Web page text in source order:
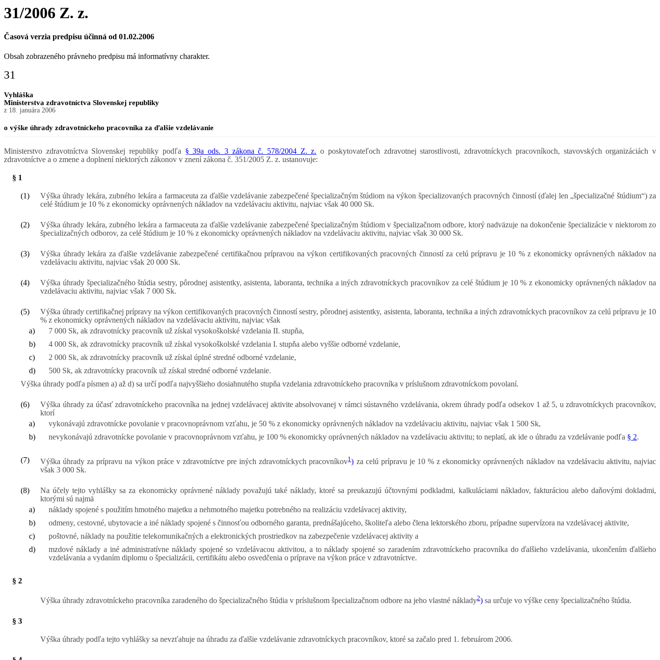
31/2006 Z. z.
Časová verzia predpisu účinná od 01.02.2006
Obsah zobrazeného právneho predpisu má informatívny charakter.
31
Vyhláška
Ministerstva zdravotníctva Slovenskej republiky
z 18. januára 2006
o výške úhrady zdravotníckeho pracovníka za ďalšie vzdelávanie
Ministerstvo zdravotníctva Slovenskej republiky podľa § 39a ods. 3 zákona č. 578/2004 Z. z. o poskytovateľoch zdravotnej starostlivosti, zdravotníckych pracovníkoch, stavovských organizáciách v
zdravotníctve a o zmene a doplnení niektorých zákonov v znení zákona č. 351/2005 Z. z. ustanovuje:
§ 1
(1)
Výška úhrady lekára, zubného lekára a farmaceuta za ďalšie vzdelávanie zabezpečené špecializačným štúdiom na výkon špecializovaných pracovných činností (ďalej len „špecializačné štúdium“) za
celé štúdium je 10 % z ekonomicky oprávnených nákladov na vzdelávaciu aktivitu, najviac však 40 000 Sk.
(2)
Výška úhrady lekára, zubného lekára a farmaceuta za ďalšie vzdelávanie zabezpečené špecializačným štúdiom v špecializačnom odbore, ktorý nadväzuje na dokončenie špecializácie v niektorom zo
špecializačných odborov, za celé štúdium je 10 % z ekonomicky oprávnených nákladov na vzdelávaciu aktivitu, najviac však 30 000 Sk.
(3)
Výška úhrady lekára za ďalšie vzdelávanie zabezpečené certifikačnou prípravou na výkon certifikovaných pracovných činností za celú prípravu je 10 % z ekonomicky oprávnených nákladov na
vzdelávaciu aktivitu, najviac však 20 000 Sk.
(4)
Výška úhrady špecializačného štúdia sestry, pôrodnej asistentky, asistenta, laboranta, technika a iných zdravotníckych pracovníkov za celé štúdium je 10 % z ekonomicky oprávnených nákladov na
vzdelávaciu aktivitu, najviac však 7 000 Sk.
(5)
Výška úhrady certifikačnej prípravy na výkon certifikovaných pracovných činností sestry, pôrodnej asistentky, asistenta, laboranta, technika a iných zdravotníckych pracovníkov za celú prípravu je 10
% z ekonomicky oprávnených nákladov na vzdelávaciu aktivitu, najviac však
a)
7 000 Sk, ak zdravotnícky pracovník už získal vysokoškolské vzdelania II. stupňa,
b)
4 000 Sk, ak zdravotnícky pracovník už získal vysokoškolské vzdelania I. stupňa alebo vyššie odborné vzdelanie,
c)
2 000 Sk, ak zdravotnícky pracovník už získal úplné stredné odborné vzdelanie,
d)
500 Sk, ak zdravotnícky pracovník už získal stredné odborné vzdelanie.
Výška úhrady podľa písmen a) až d) sa určí podľa najvyššieho dosiahnutého stupňa vzdelania zdravotníckeho pracovníka v príslušnom zdravotníckom povolaní.
(6)
Výška úhrady za účasť zdravotníckeho pracovníka na jednej vzdelávacej aktivite absolvovanej v rámci sústavného vzdelávania, okrem úhrady podľa odsekov 1 až 5, u zdravotníckych pracovníkov,
ktorí
a)
vykonávajú zdravotnícke povolanie v pracovnoprávnom vzťahu, je 50 % z ekonomicky oprávnených nákladov na vzdelávaciu aktivitu, najviac však 1 500 Sk,
b)
nevykonávajú zdravotnícke povolanie v pracovnoprávnom vzťahu, je 100 % ekonomicky oprávnených nákladov na vzdelávaciu aktivitu; to neplatí, ak ide o úhradu za vzdelávanie podľa § 2.
(7) Výška úhrady za prípravu na výkon práce v zdravotníctve pre iných zdravotníckych pracovníkov1) za celú prípravu je 10 % z ekonomicky oprávnených nákladov na vzdelávaciu aktivitu, najviac
však 3 000 Sk.
(8)
Na účely tejto vyhlášky sa za ekonomicky oprávnené náklady považujú také náklady, ktoré sa preukazujú účtovnými podkladmi, kalkuláciami nákladov, fakturáciou alebo daňovými dokladmi,
ktorými sú najmä
a)
náklady spojené s použitím hmotného majetku a nehmotného majetku potrebného na realizáciu vzdelávacej aktivity,
b)
odmeny, cestovné, ubytovacie a iné náklady spojené s činnosťou odborného garanta, prednášajúceho, školiteľa alebo člena lektorského zboru, prípadne supervízora na vzdelávacej aktivite,
c)
poštovné, náklady na použitie telekomunikačných a elektronických prostriedkov na zabezpečenie vzdelávacej aktivity a
d)
mzdové náklady a iné administratívne náklady spojené so vzdelávacou aktivitou, a to náklady spojené so zaradením zdravotníckeho pracovníka do ďalšieho vzdelávania, ukončením ďalšieho
vzdelávania a vydaním diplomu o špecializácii, certifikátu alebo osvedčenia o príprave na výkon práce v zdravotníctve.
§ 2
Výška úhrady zdravotníckeho pracovníka zaradeného do špecializačného štúdia v príslušnom špecializačnom odbore na jeho vlastné náklady2) sa určuje vo výške ceny špecializačného štúdia.
§ 3
Výška úhrady podľa tejto vyhlášky sa nevzťahuje na úhradu za ďalšie vzdelávanie zdravotníckych pracovníkov, ktoré sa začalo pred 1. februárom 2006.